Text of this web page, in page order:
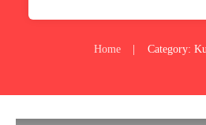
Home Category: